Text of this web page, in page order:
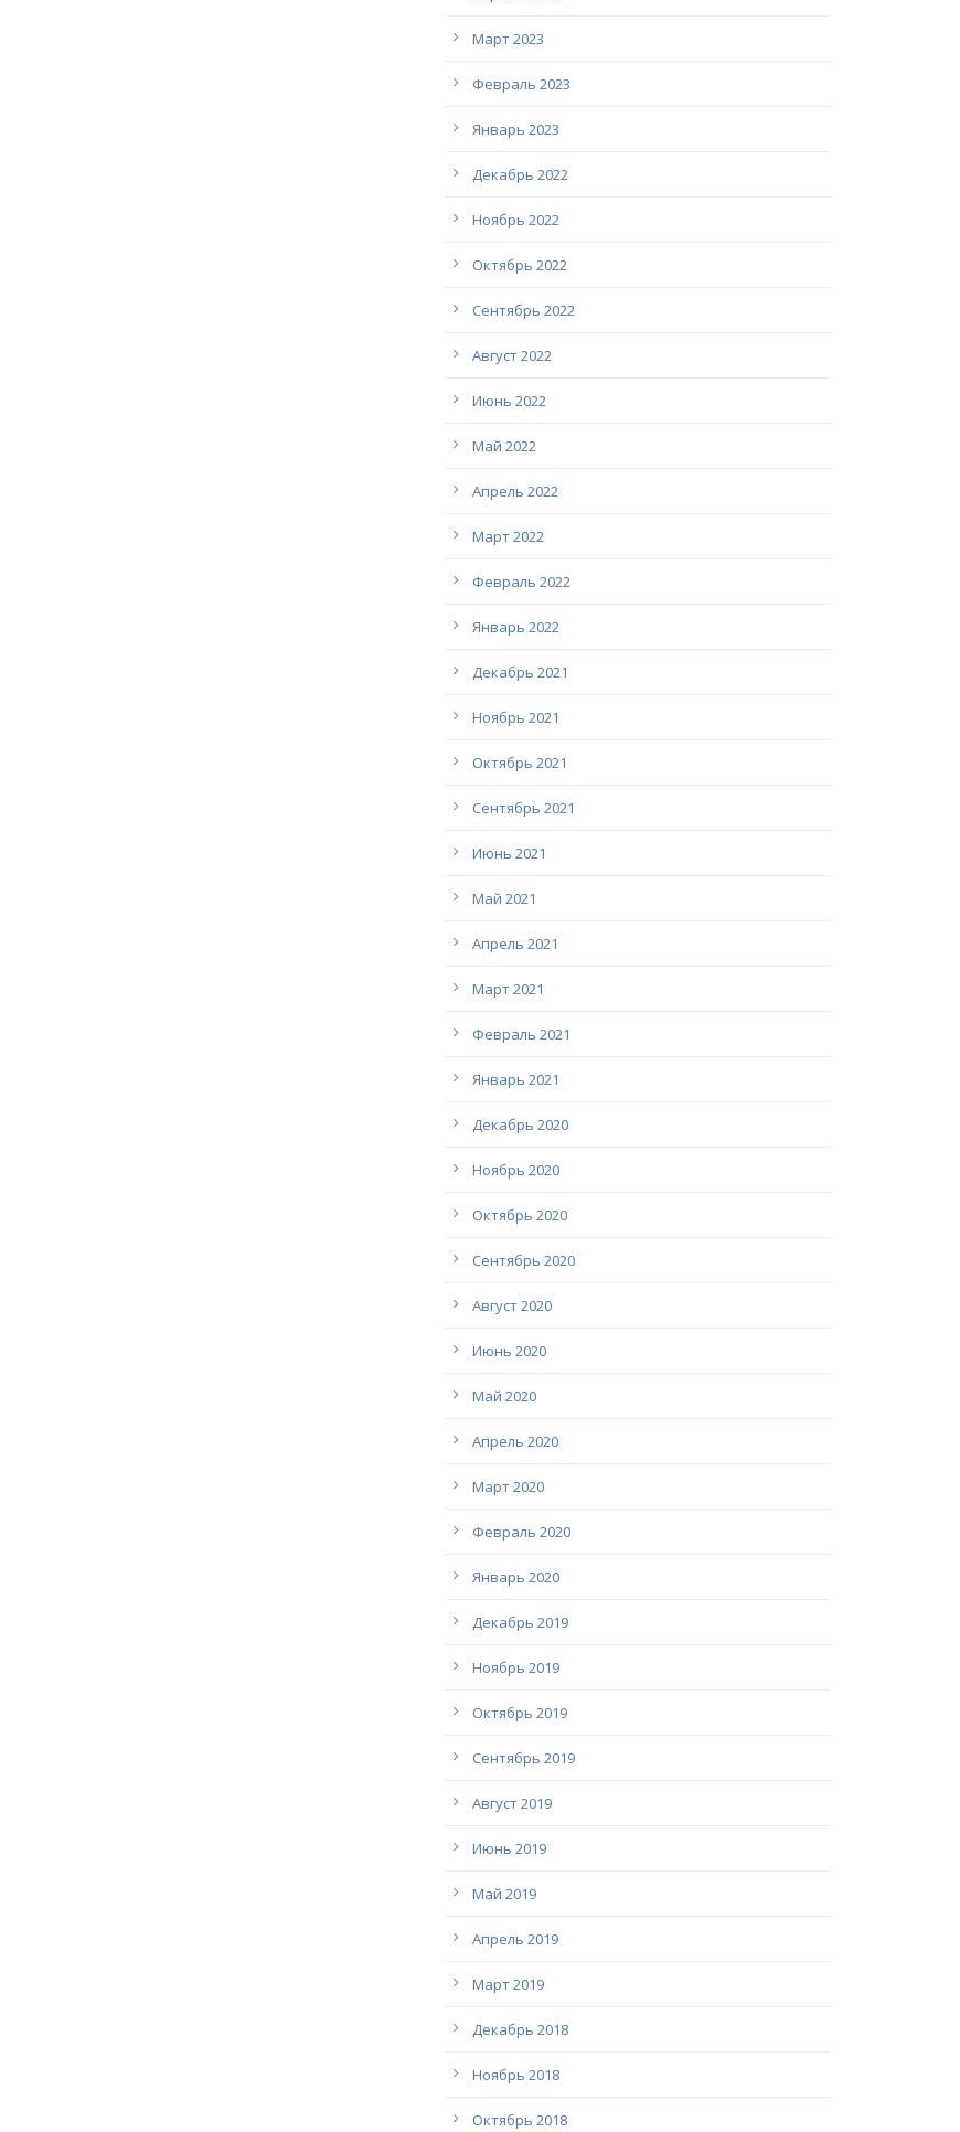
Март 2023
Февраль 2023
Январь 2023
Декабрь 2022
Ноябрь 2022
Октябрь 2022
Сентябрь 2022
Август 2022
Июнь 2022
Май 2022
Апрель 2022
Март 2022
Февраль 2022
Январь 2022
Декабрь 2021
Ноябрь 2021
Октябрь 2021
Сентябрь 2021
Июнь 2021
Май 2021
Апрель 2021
Март 2021
Февраль 2021
Январь 2021
Декабрь 2020
Ноябрь 2020
Октябрь 2020
Сентябрь 2020
Август 2020
Июнь 2020
Май 2020
Апрель 2020
Март 2020
Февраль 2020
Январь 2020
Декабрь 2019
Ноябрь 2019
Октябрь 2019
Сентябрь 2019
Август 2019
Июнь 2019
Май 2019
Апрель 2019
Март 2019
Декабрь 2018
Ноябрь 2018
Октябрь 2018